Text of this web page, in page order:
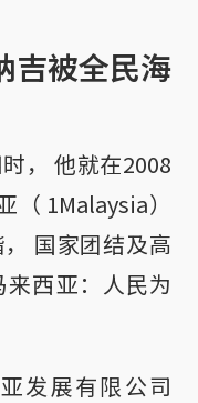
被全民海
， 他就在2008
1Malaysia）
国家团结及高
西亚：人民为
发展有限公司